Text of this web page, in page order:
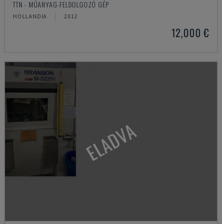
TTN - MŰANYAG-FELDOLGOZÓ GÉP
HOLLANDIA 2012
12,000 €
ELADVA